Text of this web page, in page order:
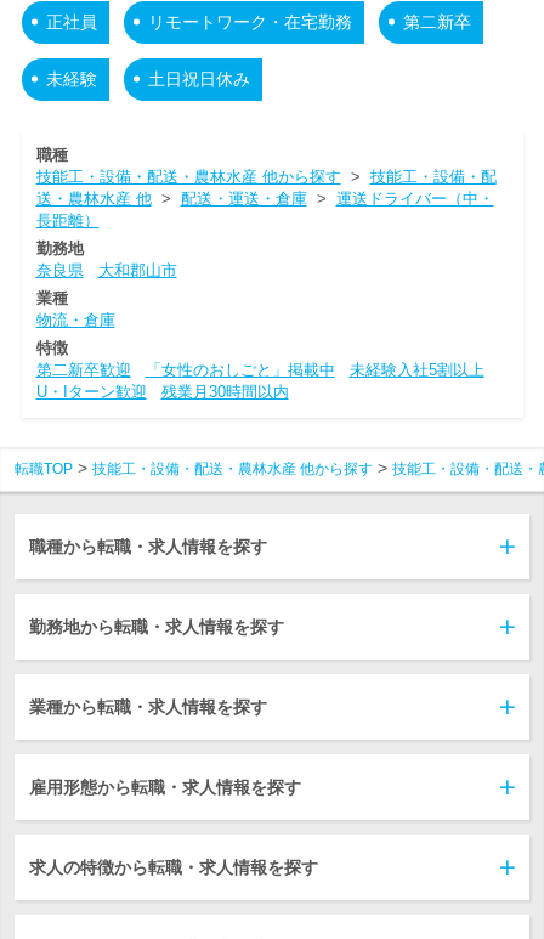
正社員 リモートワーク・在宅勤務 第二新卒
未経験 土日祝日休み
職種
技能工・設備・配送・農林水産 他から探す > 技能工・設備・配
送・農林水産 他> 配送・運送・倉庫> 運送ドライバー（中・
長距離）
勤務地
奈良県
大和郡山市
業種
物流・倉庫
特徴
第二新卒歓迎
「女性のおしごと」掲載中
未経験入社5割以上
U・Iターン歓迎
残業月30時間以内
転職TOP 技能工・設備・配送・農林水産 他から探す 技能工・設備・配送・
職種から転職・求人情報を探す
勤務地から転職・求人情報を探す
業種から転職・求人情報を探す
雇用形態から転職・求人情報を探す
求人の特徴から転職・求人情報を探す